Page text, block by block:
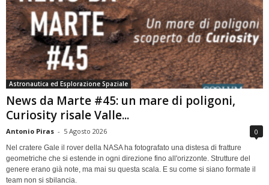
Astronautica ed Esplorazione Spaziale
News da Marte #45: un mare di poligoni,
Curiosity risale Valle...
Antonio Piras - 5 Agosto 2026 0
Nel cratere Gale il rover della NASA ha fotografato una distesa di fratture
geometriche che si estende in ogni direzione fino all'orizzonte. Strutture del
genere erano già note, ma mai su questa scala. E su come si siano formate il
team non si sbilancia.